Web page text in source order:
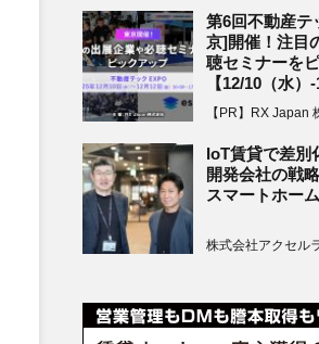
第6回不動産テ
京]開催！注目
聴セミナーを
【12/10（水）
【PR】RX Japan
IoT賃貸で差別
開発会社の戦
スマートホー
株式会社アクセル